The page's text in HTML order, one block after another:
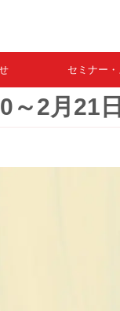
セミナー
2月21